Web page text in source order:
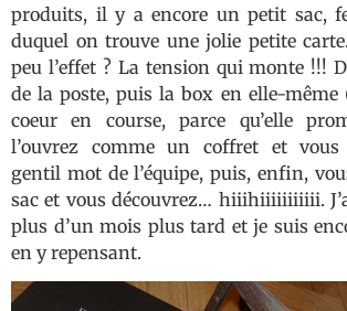
produits, il y a encore un petit sac,
duquel on trouve une jolie petite
peu l’effet ? La tension qui monte !!!
de la poste, puis la box en elle-même
coeur en course, parce qu’elle
l’ouvrez comme un coffret et
gentil mot de l’équipe, puis, enfin,
sac et vous découvrez… hiiihiiiiiiiiiii.
plus d’un mois plus tard et je suis
en y repensant.